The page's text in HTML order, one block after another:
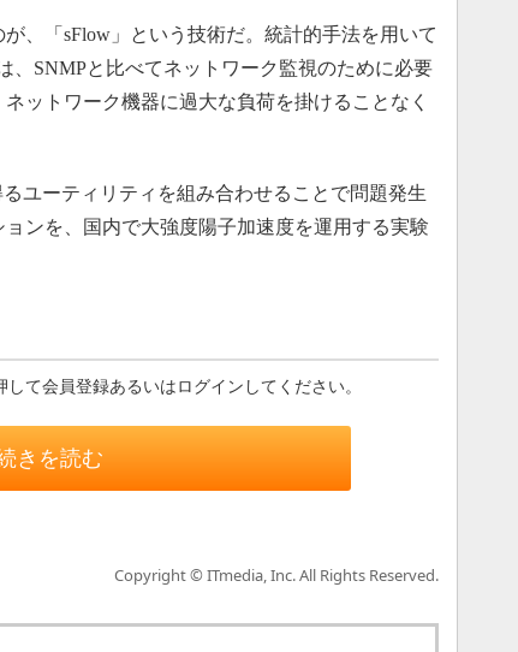
、「sFlow」という技術だ。統計的手法を用いて
、SNMPと比べてネットワーク監視のために必要
ットワーク機器に過大な負荷を掛けることなく
ユーティリティを組み合わせることで問題発生
ンを、国内で大強度陽子加速度を運用する実験
て会員登録あるいはログインしてください。
きを読む
Copyright © ITmedia, Inc. All Rights Reserved.